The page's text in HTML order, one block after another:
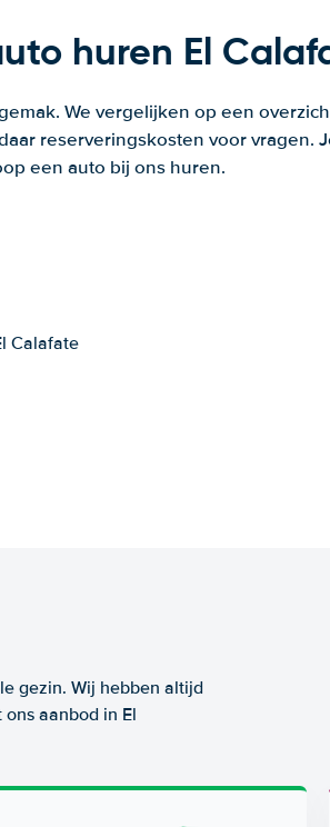
huren El
We vergelijken op een
reserveringskosten voor vragen.
een auto bij ons huren.
Calafate
gezin. Wij hebben altijd
aanbod in El